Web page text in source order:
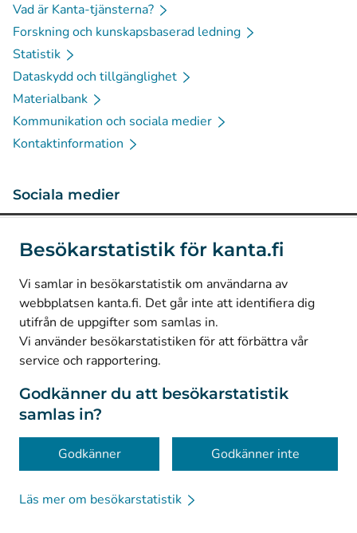
Besökarstatistik för kanta.fi
Vi samlar in besökarstatistik om användarna av
webbplatsen kanta.fi. Det går inte att identifiera dig
utifrån de uppgifter som samlas in.
Vi använder besökarstatistiken för att förbättra vår
service och rapportering.
Godkänner du att besökarstatistik
samlas in?
Godkänner Godkänner inte
Läs mer om besökarstatistik
Vad är Kanta-tjänsterna?
Forskning och kunskapsbaserad ledning
Statistik
Dataskydd och tillgänglighet
Materialbank
Kommunikation och sociala medier
Kontaktinformation
Sociala medier
LinkedIn(Avautuu uuteen välilehteen)
Facebook
Avautuu uuteen välilehteen)
© Kanta-Palvelut, Kansaneläkelaitos
Dataskydd
Om webbplatsen
Tillgänglighet
Kakor